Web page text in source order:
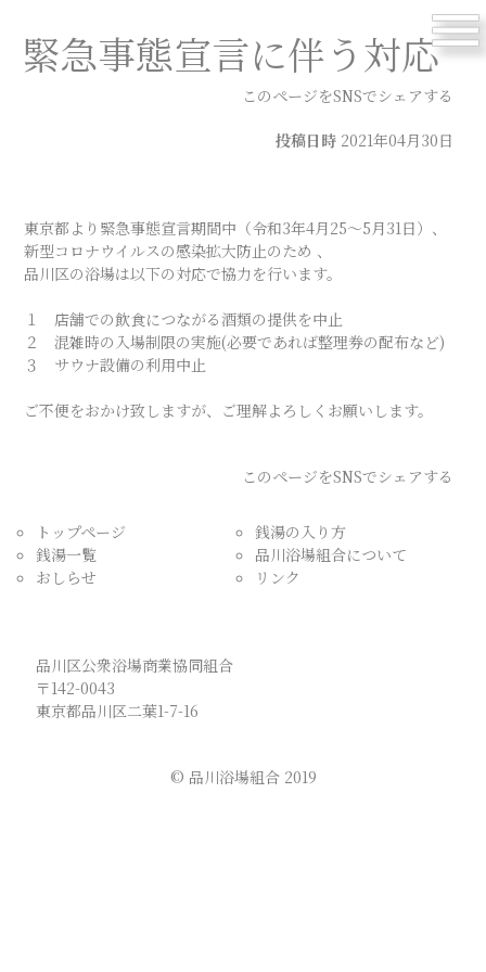
menu
緊急事態宣言に伴う対応
このページをSNSでシェアする
投稿日時 2021年04月30日
東京都より緊急事態宣言期間中（令和3年4月25～5月31日）、
新型コロナウイルスの感染拡大防止のため 、
品川区の浴場は以下の対応で協力を行います。
１ 店舗での飲食につながる酒類の提供を中止
２ 混雑時の入場制限の実施(必要であれば整理券の配布など)
３ サウナ設備の利用中止
ご不便をおかけ致しますが、ご理解よろしくお願いします。
このページをSNSでシェアする
トップページ
銭湯一覧
おしらせ
銭湯の入り方
品川浴場組合について
リンク
品川区公衆浴場商業協同組合
〒142-0043
東京都品川区二葉1-7-16
© 品川浴場組合 2019